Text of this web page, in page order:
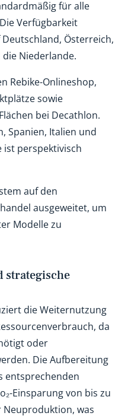
für alle
Verfügbarkeit
Österreich,
die Niederlande.
Rebike-Onlineshop,
sowie
bei Decathlon.
Spanien, Italien und
ist perspektivisch
auf den
ausgeweitet, um
Modelle zu
strategische
die Weiternutzung
da
oder
Die Aufbereitung
entsprechenden
Einsparung von bis zu
Neuproduktion, was